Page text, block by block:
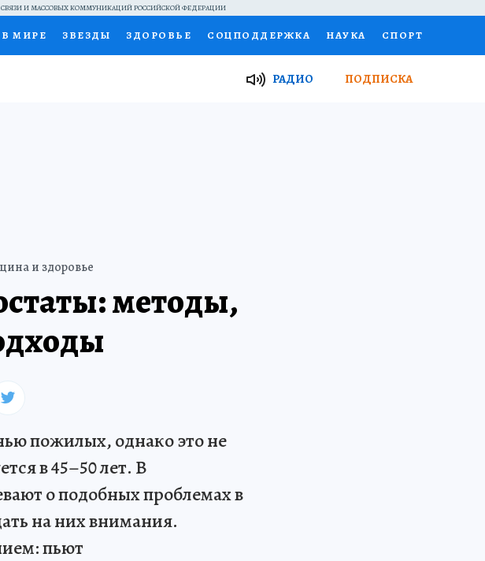
И МАССОВЫХ КОММУНИКАЦИЙ РОССИЙСКОЙ ФЕДЕРАЦИИ
В МИРЕ ЗВЕЗДЫ ЗДОРОВЬЕ СОЦПОДДЕРЖКА НАУКА СПОРТ
Я ЗНАЮ СЕМЬЯ
РАДИО ПОДПИСКА
и здоровье
методы,
пожилых, однако это не
в 45–50 лет. В
о подобных проблемах в
на них внимания.
пьют